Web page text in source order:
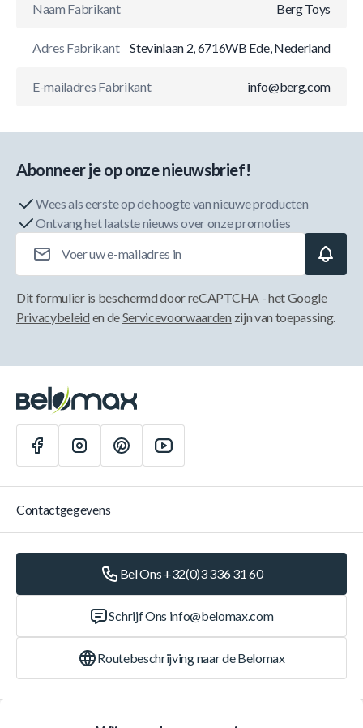
Naam Fabrikant Berg Toys
Adres Fabrikant Stevinlaan 2, 6716WB Ede, Nederland
E-mailadres Fabrikant info@berg.com
Abonneer je op onze nieuwsbrief!
Wees als eerste op de hoogte van nieuwe producten
Ontvang het laatste nieuws over onze promoties
Dit formulier is beschermd door reCAPTCHA - hetGoogle
Privacybeleid en deServicevoorwaarden zijn van toepassing.
Contactgegevens
Bel Ons +32(0)3 336 31 60
Schrijf Ons info@belomax.com
Routebeschrijving naar de Belomax